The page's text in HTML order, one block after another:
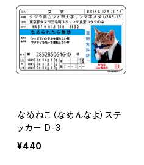
なめねこ（なめんなよ）ステ
ッカー D-3
¥440